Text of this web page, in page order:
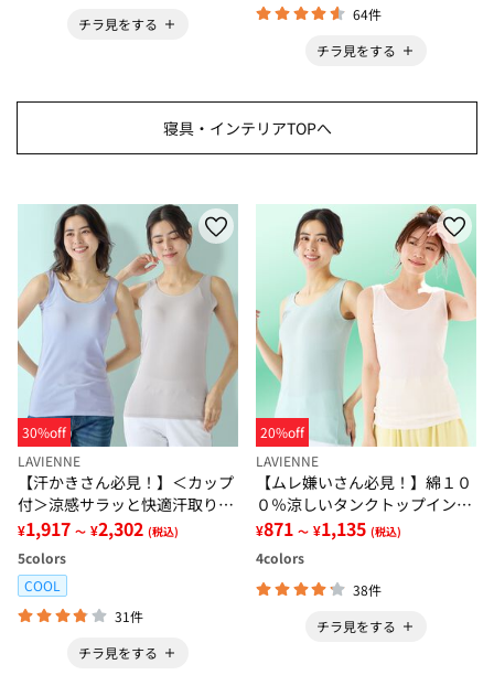
チラ見をする
64件
チラ見をする
寝具・インテリアTOPへ
30%off
LAVIENNE
【汗かきさん必見！】＜カップ
付＞涼感サラッと快適汗取りタ
ンクトップインナー＜さらりラ
ボ＞
¥1,917 ～ ¥2,302 (税込)
5colors
COOL
31件
チラ見をする
20%off
LAVIENNE
【ムレ嫌いさん必見！】綿１０
０％涼しいタンクトップインナ
ー＜さらりラボ＞
¥871 ～ ¥1,135 (税込)
4colors
38件
チラ見をする